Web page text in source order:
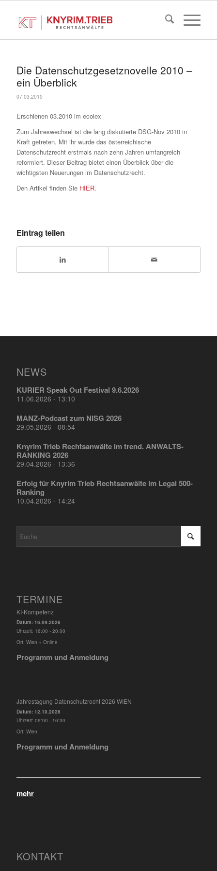
Die Datenschutzgesetznovelle 2010 –
ein Überblick
07.03.2010
Erschienen 03.2010 im ecolex
Zum Jahreswechsel ist die lang diskutierte DSG-Nov 2010 in
Kraft getreten. Mit ihr wurde das österreichische
Datenschutzrecht erstmals nach zehn Jahren umfangreich
reformiert. Dieser Beitrag bietet einen Überblick über die
wichtigsten Neuerungen im Datenschutzrecht.
Den Artikel finden Sie HIER.
Eintrag teilen
NEWS
KURIER Speak Out Festival 9.6.2026
11.06.2026 - 13:10
MANZ-Podcast zum NISG 2026
29.05.2026 - 08:54
Knyrim Trieb Rechtsanwälte im trend. ANWALTS-
RANKING 2026
29.04.2026 - 13:36
Erfolg für Knyrim Trieb Rechtsanwälte im Legal 500-
Ranking
10.04.2026 - 14:24
TERMINE
KI-Kompetenz
Datum: 16.09.2026
Uhrzeit: 16:00 - 20:00
Ort: Wien + Online
Programm und Anmeldung
Jahrestagung Datenschutzrecht 2026 WIEN
Datum: 12.10.2026
Uhrzeit: 09:00 - 16:30
Ort: Wien
Programm und Anmeldung
mehr
KONTAKT